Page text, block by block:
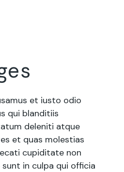
et iusto odio
qui blanditiis
deleniti atque
et quas molestias
cupiditate non
in culpa qui officia